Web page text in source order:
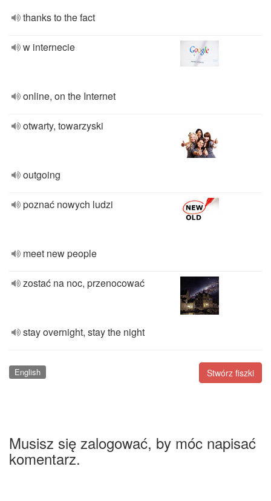
thanks to the fact
w internecie
online, on the Internet
otwarty, towarzyski
outgoing
poznać nowych ludzi
meet new people
zostać na noc, przenocować
stay overnight, stay the night
Stwórz fiszki
English
Musisz się zalogować, by móc napisać
komentarz.